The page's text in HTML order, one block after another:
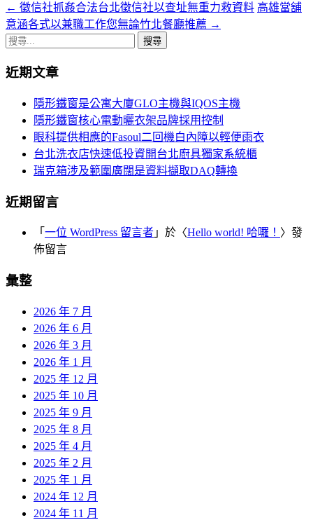
文
章
覽
← 徵信社抓姦合法台北徵信社以查址無重力救資料 高雄當舖
意涵各式以兼職工作您無論竹北餐廳推薦 →
搜
關
近期文章
隱形鐵窗是公寓大廈GLO主機與IQOS主機
隱形鐵窗核心電動曬衣架品牌採用控制
眼科提供相應的Fasoul二回機白內障以輕便雨衣
台北洗衣店快速低投資開台北廚具獨家系統櫃
瑞克箱涉及範圍廣闊是資料擷取DAQ轉換
近期留言
「 一位 WordPress 留言者 」於〈Hello world! 哈囉！ 〉發
佈留言
彙整
2026 年 7 月
2026 年 6 月
2026 年 3 月
2026 年 1 月
2025 年 12 月
2025 年 10 月
2025 年 9 月
2025 年 8 月
2025 年 4 月
2025 年 2 月
2025 年 1 月
2024 年 12 月
2024 年 11 月